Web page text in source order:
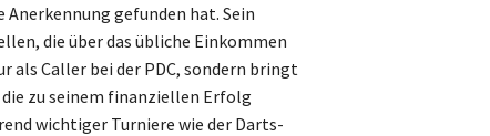
gefunden hat. Sein
die über das übliche Einkommen
als Caller bei der PDC, sondern bringt
zu seinem finanziellen Erfolg
wichtiger Turniere wie der Darts-